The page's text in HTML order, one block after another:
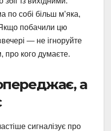
по собі більш м’яка,
Якщо побачили цю
— не ігноруйте
про кого думаєте.
а
сигналізує про